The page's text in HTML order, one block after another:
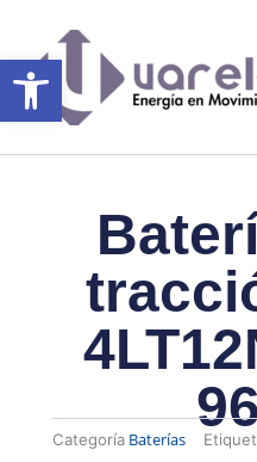
Abrir barra de herramientas
contenido
Categoría Baterías